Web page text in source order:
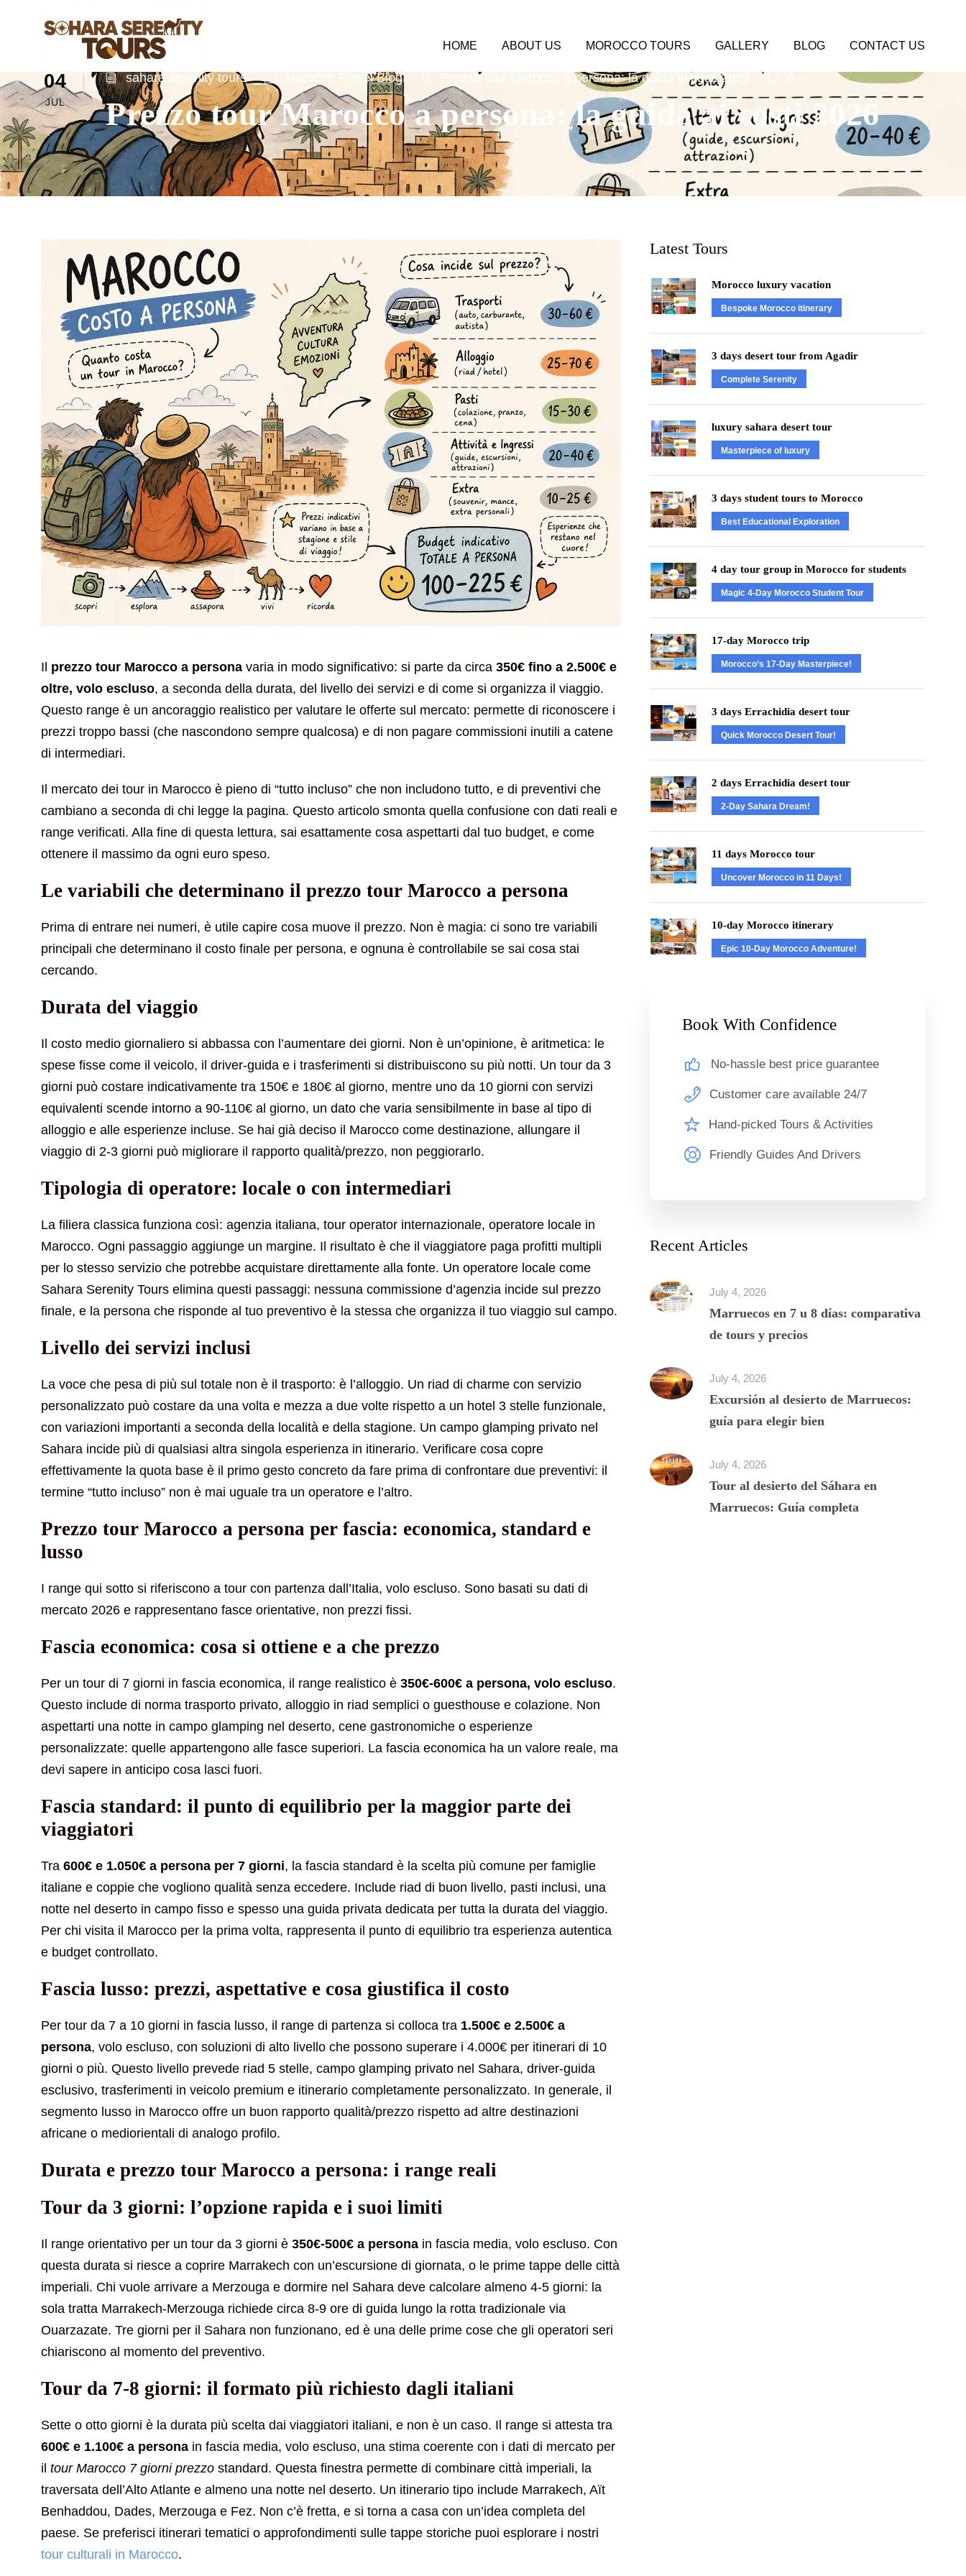
HOME ABOUT US MOROCCO TOURS GALLERY BLOG CONTACT US
04
JUL
sahara serenity tours Morocco Travel Blog Prezzo tour Marocco a persona: la guida ai costi 2026
Prezzo tour Marocco a persona: la guida ai costi 2026
Il prezzo tour Marocco a persona varia in modo significativo: si parte da circa 350€ fino a 2.500€ e
oltre, volo escluso, a seconda della durata, del livello dei servizi e di come si organizza il viaggio.
Questo range è un ancoraggio realistico per valutare le offerte sul mercato: permette di riconoscere i
prezzi troppo bassi (che nascondono sempre qualcosa) e di non pagare commissioni inutili a catene
di intermediari.
Il mercato dei tour in Marocco è pieno di “tutto incluso” che non includono tutto, e di preventivi che
cambiano a seconda di chi legge la pagina. Questo articolo smonta quella confusione con dati reali e
range verificati. Alla fine di questa lettura, sai esattamente cosa aspettarti dal tuo budget, e come
ottenere il massimo da ogni euro speso.
Le variabili che determinano il prezzo tour Marocco a persona
Prima di entrare nei numeri, è utile capire cosa muove il prezzo. Non è magia: ci sono tre variabili
principali che determinano il costo finale per persona, e ognuna è controllabile se sai cosa stai
cercando.
Durata del viaggio
Il costo medio giornaliero si abbassa con l’aumentare dei giorni. Non è un’opinione, è aritmetica: le
spese fisse come il veicolo, il driver-guida e i trasferimenti si distribuiscono su più notti. Un tour da 3
giorni può costare indicativamente tra 150€ e 180€ al giorno, mentre uno da 10 giorni con servizi
equivalenti scende intorno a 90-110€ al giorno, un dato che varia sensibilmente in base al tipo di
alloggio e alle esperienze incluse. Se hai già deciso il Marocco come destinazione, allungare il
viaggio di 2-3 giorni può migliorare il rapporto qualità/prezzo, non peggiorarlo.
Tipologia di operatore: locale o con intermediari
La filiera classica funziona così: agenzia italiana, tour operator internazionale, operatore locale in
Marocco. Ogni passaggio aggiunge un margine. Il risultato è che il viaggiatore paga profitti multipli
per lo stesso servizio che potrebbe acquistare direttamente alla fonte. Un operatore locale come
Sahara Serenity Tours elimina questi passaggi: nessuna commissione d’agenzia incide sul prezzo
finale, e la persona che risponde al tuo preventivo è la stessa che organizza il tuo viaggio sul campo.
Livello dei servizi inclusi
La voce che pesa di più sul totale non è il trasporto: è l’alloggio. Un riad di charme con servizio
personalizzato può costare da una volta e mezza a due volte rispetto a un hotel 3 stelle funzionale,
con variazioni importanti a seconda della località e della stagione. Un campo glamping privato nel
Sahara incide più di qualsiasi altra singola esperienza in itinerario. Verificare cosa copre
effettivamente la quota base è il primo gesto concreto da fare prima di confrontare due preventivi: il
termine “tutto incluso” non è mai uguale tra un operatore e l’altro.
Prezzo tour Marocco a persona per fascia: economica, standard e
lusso
I range qui sotto si riferiscono a tour con partenza dall’Italia, volo escluso. Sono basati su dati di
mercato 2026 e rappresentano fasce orientative, non prezzi fissi.
Fascia economica: cosa si ottiene e a che prezzo
Per un tour di 7 giorni in fascia economica, il range realistico è 350€-600€ a persona, volo escluso.
Questo include di norma trasporto privato, alloggio in riad semplici o guesthouse e colazione. Non
aspettarti una notte in campo glamping nel deserto, cene gastronomiche o esperienze
personalizzate: quelle appartengono alle fasce superiori. La fascia economica ha un valore reale, ma
devi sapere in anticipo cosa lasci fuori.
Fascia standard: il punto di equilibrio per la maggior parte dei
viaggiatori
Tra 600€ e 1.050€ a persona per 7 giorni, la fascia standard è la scelta più comune per famiglie
italiane e coppie che vogliono qualità senza eccedere. Include riad di buon livello, pasti inclusi, una
notte nel deserto in campo fisso e spesso una guida privata dedicata per tutta la durata del viaggio.
Per chi visita il Marocco per la prima volta, rappresenta il punto di equilibrio tra esperienza autentica
e budget controllato.
Fascia lusso: prezzi, aspettative e cosa giustifica il costo
Per tour da 7 a 10 giorni in fascia lusso, il range di partenza si colloca tra 1.500€ e 2.500€ a
persona, volo escluso, con soluzioni di alto livello che possono superare i 4.000€ per itinerari di 10
giorni o più. Questo livello prevede riad 5 stelle, campo glamping privato nel Sahara, driver-guida
esclusivo, trasferimenti in veicolo premium e itinerario completamente personalizzato. In generale, il
segmento lusso in Marocco offre un buon rapporto qualità/prezzo rispetto ad altre destinazioni
africane o mediorientali di analogo profilo.
Durata e prezzo tour Marocco a persona: i range reali
Tour da 3 giorni: l’opzione rapida e i suoi limiti
Il range orientativo per un tour da 3 giorni è 350€-500€ a persona in fascia media, volo escluso. Con
questa durata si riesce a coprire Marrakech con un’escursione di giornata, o le prime tappe delle città
imperiali. Chi vuole arrivare a Merzouga e dormire nel Sahara deve calcolare almeno 4-5 giorni: la
sola tratta Marrakech-Merzouga richiede circa 8-9 ore di guida lungo la rotta tradizionale via
Ouarzazate. Tre giorni per il Sahara non funzionano, ed è una delle prime cose che gli operatori seri
chiariscono al momento del preventivo.
Tour da 7-8 giorni: il formato più richiesto dagli italiani
Sette o otto giorni è la durata più scelta dai viaggiatori italiani, e non è un caso. Il range si attesta tra
600€ e 1.100€ a persona in fascia media, volo escluso, una stima coerente con i dati di mercato per
il tour Marocco 7 giorni prezzo standard. Questa finestra permette di combinare città imperiali, la
traversata dell’Alto Atlante e almeno una notte nel deserto. Un itinerario tipo include Marrakech, Aït
Benhaddou, Dades, Merzouga e Fez. Non c’è fretta, e si torna a casa con un’idea completa del
paese. Se preferisci itinerari tematici o approfondimenti sulle tappe storiche puoi esplorare i nostri
tour culturali in Marocco.
Latest Tours
Morocco luxury vacation
Bespoke Morocco itinerary
3 days desert tour from Agadir
Complete Serenity
luxury sahara desert tour
Masterpiece of luxury
3 days student tours to Morocco
Best Educational Exploration
4 day tour group in Morocco for students
Magic 4-Day Morocco Student Tour
17-day Morocco trip
Morocco’s 17-Day Masterpiece!
3 days Errachidia desert tour
Quick Morocco Desert Tour!
2 days Errachidia desert tour
2-Day Sahara Dream!
11 days Morocco tour
Uncover Morocco in 11 Days!
10-day Morocco itinerary
Epic 10-Day Morocco Adventure!
Book With Confidence
No-hassle best price guarantee
Customer care available 24/7
Hand-picked Tours & Activities
Friendly Guides And Drivers
Recent Articles
July 4, 2026
Marruecos en 7 u 8 días: comparativa
de tours y precios
July 4, 2026
Excursión al desierto de Marruecos:
guía para elegir bien
July 4, 2026
Tour al desierto del Sáhara en
Marruecos: Guía completa